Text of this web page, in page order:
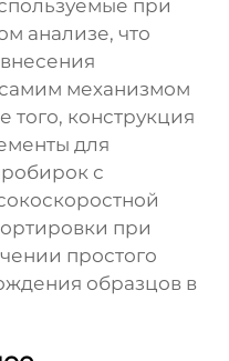
при
анализе, что
внесения
механизмом
того, конструкция
для
с
при
простого
образцов в